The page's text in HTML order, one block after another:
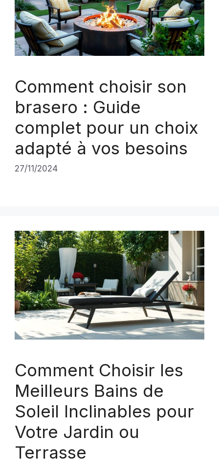
Comment choisir son
brasero : Guide
complet pour un choix
adapté à vos besoins
27/11/2024
Comment Choisir les
Meilleurs Bains de
Soleil Inclinables pour
Votre Jardin ou
Terrasse